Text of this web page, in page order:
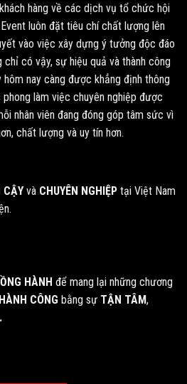
hàng về các dịch vụ tổ chức hội
luôn đặt tiêu chí chất lượng lên
vào việc xây dựng ý tưởng độc đáo
có vậy, sự hiệu quả và thành công
nay càng được khẳng định thông
làm việc chuyên nghiệp được
nhân viên đang đóng góp tâm sức vì
chất lượng và uy tín hơn.
và CHUYÊN NGHIỆPtại Việt Nam
HÀNH để mang lại những chương
CÔNG bằng sự TẬN TÂM,